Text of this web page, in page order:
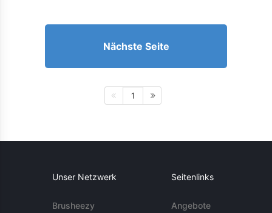
Nächste Seite
1
Unser Netzwerk
Brusheezy
Seitenlinks
Angebote